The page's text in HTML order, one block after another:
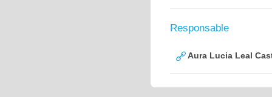
Responsable
Aura Lucia Leal